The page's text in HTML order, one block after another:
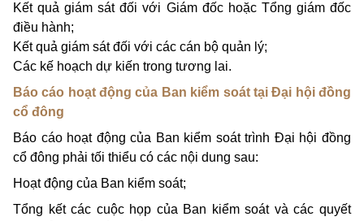
Kết quả giám sát đối với Giám đốc hoặc Tổng giám đốc
điều hành;
Kết quả giám sát đối với các cán bộ quản lý;
Các kế hoạch dự kiến trong tương lai.
Báo cáo hoạt động của Ban kiểm soát tại Đại hội đồng
cổ đông
Báo cáo hoạt động của Ban kiểm soát trình Đại hội đồng
cổ đông phải tối thiểu có các nội dung sau:
Hoạt động của Ban kiểm soát;
Tổng kết các cuộc họp của Ban kiểm soát và các quyết